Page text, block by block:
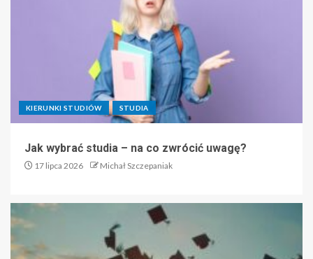
KIERUNKI STUDIÓW STUDIA
Jak wybrać studia – na co zwrócić uwagę?
17 lipca 2026 Michał Szczepaniak